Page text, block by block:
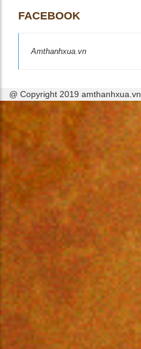
FACEBOOK
Amthanhxua.vn
@ Copyright 2019 amthanhxua.vn